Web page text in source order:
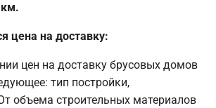
км.
цена на доставку:
цен на доставку брусовых домов
тип постройки,
объема строительных материалов